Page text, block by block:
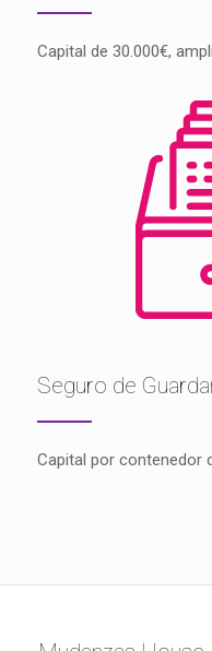
Capital de 30.000€,
Seguro de
Capital por contenedor